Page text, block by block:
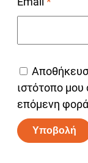
ιστότοπο μου
επόμενη